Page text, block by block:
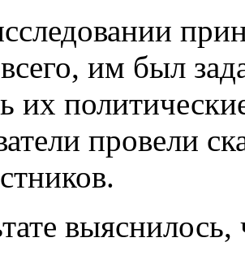
им был
их
провели